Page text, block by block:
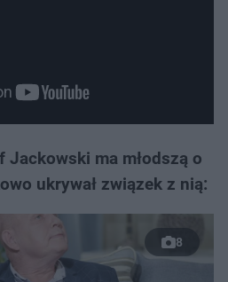
ma młodszą o
ukrywał związek z nią:
8